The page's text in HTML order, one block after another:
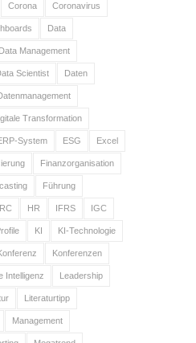
Corona Coronavirus
Data
Data Management
Scientist Daten
Transformation
System ESG Excel
Finanzorganisation
Führung
HR IFRS IGC
KI KI-Technologie
Konferenzen
Intelligenz Leadership
Literaturtipp
Management